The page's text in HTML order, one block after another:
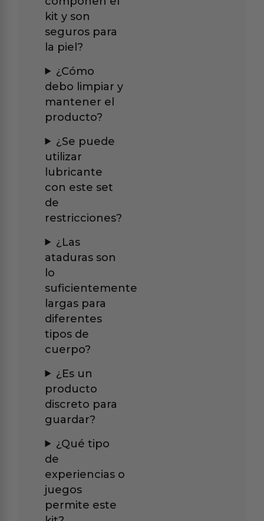
kit y son
seguros para
la piel?
¿Cómo
debo limpiar y
mantener el
producto?
¿Se puede
utilizar
lubricante
con este set
de
restricciones?
¿Las
ataduras son
lo
suficientemente
largas para
diferentes
tipos de
cuerpo?
¿Es un
producto
discreto para
guardar?
¿Qué tipo
de
experiencias o
juegos
permite este